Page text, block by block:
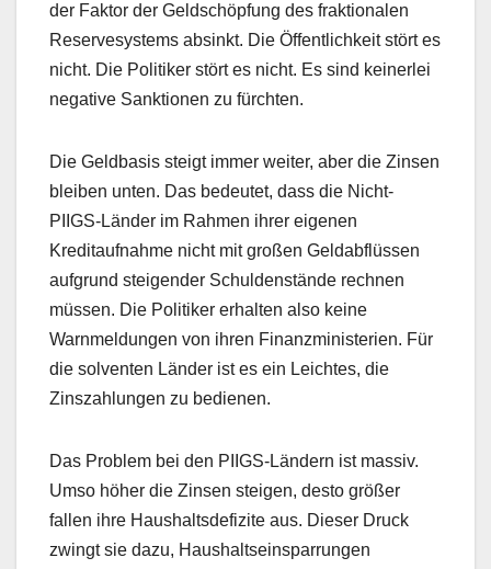
der Faktor der Geldschöpfung des fraktionalen
Reservesystems absinkt. Die Öffentlichkeit stört es
nicht. Die Politiker stört es nicht. Es sind keinerlei
negative Sanktionen zu fürchten.
Die Geldbasis steigt immer weiter, aber die Zinsen
bleiben unten. Das bedeutet, dass die Nicht-
PIIGS-Länder im Rahmen ihrer eigenen
Kreditaufnahme nicht mit großen Geldabflüssen
aufgrund steigender Schuldenstände rechnen
müssen. Die Politiker erhalten also keine
Warnmeldungen von ihren Finanzministerien. Für
die solventen Länder ist es ein Leichtes, die
Zinszahlungen zu bedienen.
Das Problem bei den PIIGS-Ländern ist massiv.
Umso höher die Zinsen steigen, desto größer
fallen ihre Haushaltsdefizite aus. Dieser Druck
zwingt sie dazu, Haushaltseinsparrungen